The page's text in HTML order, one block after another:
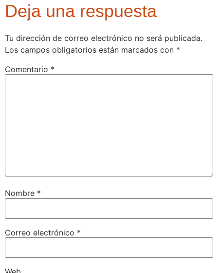
Deja una respuesta
Tu dirección de correo electrónico no será publicada.
Los campos obligatorios están marcados con *
Comentario *
Nombre *
Correo electrónico *